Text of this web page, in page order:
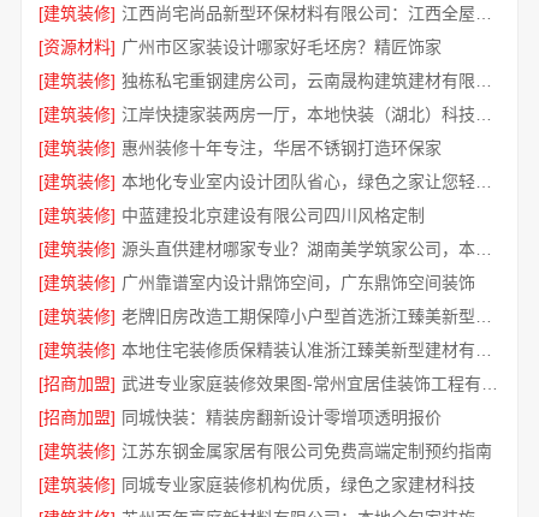
[建筑装修]
[资源材料] 广州市区家装设计哪家好毛坯房？精匠饰家
[建筑装修]
[建筑装修]
[建筑装修] 惠州装修十年专注，华居不锈钢打造环保家
[建筑装修]
本地化专业室内设计团队省心，绿色之家让您轻松装
[建筑装修] 中蓝建投北京建设有限公司四川风格定制
[建筑装修]
源头直供建材哪家专业？湖南美学筑家公司，本地装修首选
[建筑装修] 广州靠谱室内设计鼎饰空间，广东鼎饰空间装饰
[建筑装修]
[建筑装修]
[招商加盟]
[招商加盟] 同城快装：精装房翻新设计零增项透明报价
[建筑装修] 江苏东钢金属家居有限公司免费高端定制预约指南
[建筑装修] 同城专业家庭装修机构优质，绿色之家建材科技